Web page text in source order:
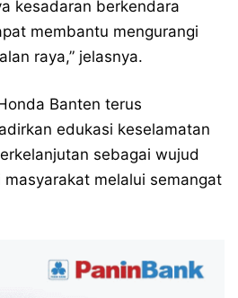
kesadaran berkendara
membantu mengurangi
raya,” jelasnya.
Banten terus
edukasi keselamatan
sebagai wujud
melalui semangat